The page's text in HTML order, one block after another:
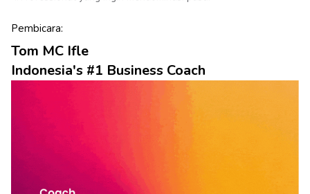
Pembicara:
Tom MC Ifle
Indonesia's #1 Business Coach